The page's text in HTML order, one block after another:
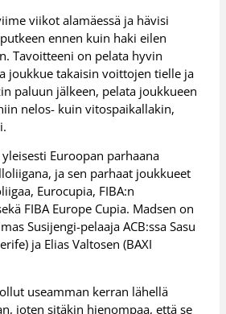
viikot alamäessä ja hävisi
ennen kuin haki eilen
Tavoitteeni on pelata hyvin
joukkue takaisin voittojen tielle ja
paluun jälkeen, pelata joukkueen
nelos- kuin vitospaikallakin,
Euroopan parhaana
ja sen parhaat joukkueet
Eurocupia, FIBA:n
FIBA Europe Cupia. Madsen on
Susijengi-pelaaja ACB:ssa Sasu
ja Elias Valtosen (BAXI
useamman kerran lähellä
joten sitäkin hienompaa, että se